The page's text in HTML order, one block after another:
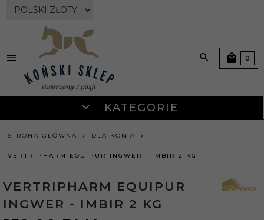
currency_h
KATEGORIE
0
STRONA GŁÓWNA DLA KONIA
VERTRIPHARM EQUIPUR INGWER - IMBIR 2 KG
VERTRIPHARM EQUIPUR
INGWER - IMBIR 2 KG